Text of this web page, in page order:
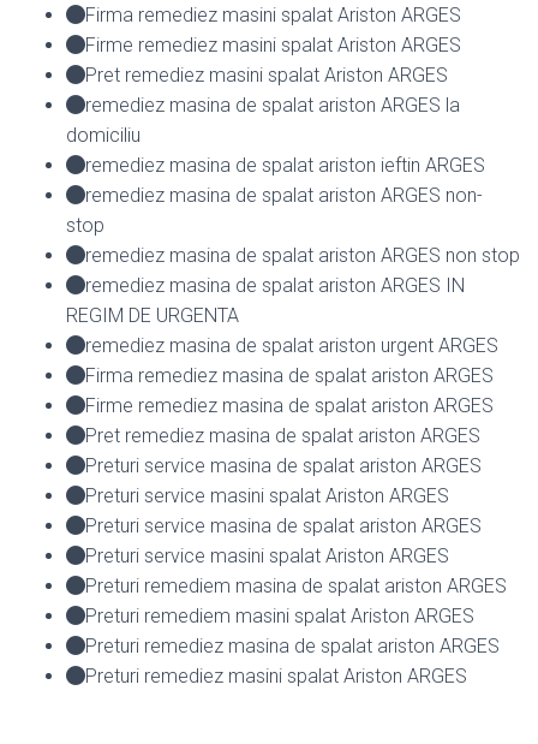
Firma remediez masini spalat Ariston ARGES
Firme remediez masini spalat Ariston ARGES
Pret remediez masini spalat Ariston ARGES
remediez masina de spalat ariston ARGES la
domiciliu
remediez masina de spalat ariston ieftin ARGES
remediez masina de spalat ariston ARGES non-
stop
remediez masina de spalat ariston ARGES non stop
remediez masina de spalat ariston ARGES IN
REGIM DE URGENTA
remediez masina de spalat ariston urgent ARGES
Firma remediez masina de spalat ariston ARGES
Firme remediez masina de spalat ariston ARGES
Pret remediez masina de spalat ariston ARGES
Preturi service masina de spalat ariston ARGES
Preturi service masini spalat Ariston ARGES
Preturi service masina de spalat ariston ARGES
Preturi service masini spalat Ariston ARGES
Preturi remediem masina de spalat ariston ARGES
Preturi remediem masini spalat Ariston ARGES
Preturi remediez masina de spalat ariston ARGES
Preturi remediez masini spalat Ariston ARGES